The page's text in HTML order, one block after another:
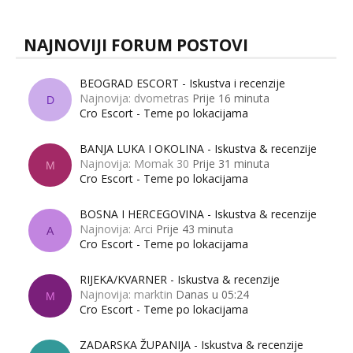
NAJNOVIJI FORUM POSTOVI
D
BEOGRAD ESCORT - Iskustva i recenzije
Najnovija: dvometras Prije 16 minuta
Cro Escort - Teme po lokacijama
M
BANJA LUKA I OKOLINA - Iskustva & recenzije
Najnovija: Momak 30 Prije 31 minuta
Cro Escort - Teme po lokacijama
A
BOSNA I HERCEGOVINA - Iskustva & recenzije
Najnovija: Arci Prije 43 minuta
Cro Escort - Teme po lokacijama
M
RIJEKA/KVARNER - Iskustva & recenzije
Najnovija: marktin Danas u 05:24
Cro Escort - Teme po lokacijama
ZADARSKA ŽUPANIJA - Iskustva & recenzije